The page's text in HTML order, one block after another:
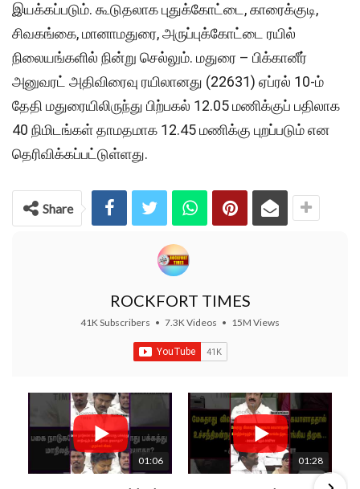
இயக்கப்படும். கூடுதலாக புதுக்கோட்டை, காரைக்குடி,
சிவகங்கை, மானாமதுரை, அருப்புக்கோட்டை ரயில்
நிலையங்களில் நின்று செல்லும். மதுரை – பிக்கானீர்
அனுவரட் அதிவிரைவு ரயிலானது (22631) ஏப்ரல் 10-ம்
தேதி மதுரையிலிருந்து பிற்பகல் 12.05 மணிக்குப் பதிலாக
40 நிமிடங்கள் தாமதமாக 12.45 மணிக்கு புறப்படும் என
தெரிவிக்கப்பட்டுள்ளது.
Share
ROCKFORT TIMES
41K Subscribers • 7.3K Videos • 15M Views
01:06 01:28